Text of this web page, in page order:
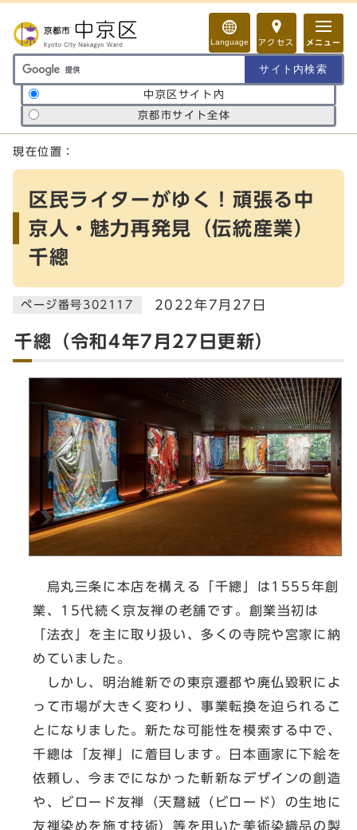
Language アクセス メニュー
サイト内検索の範囲
中京区サイト内
京都市サイト全体
ここから本文です
現在位置：
区民ライターがゆく！頑張る中
京人・魅力再発見（伝統産業）
千總
ページ番号302117 2022年7月27日
千總（令和4年7月27日更新）
烏丸三条に本店を構える「千總」は1555年創
業、15代続く京友禅の老舗です。創業当初は
「法衣」を主に取り扱い、多くの寺院や宮家に納
めていました。
しかし、明治維新での東京遷都や廃仏毀釈によ
って市場が大きく変わり、事業転換を迫られるこ
とになりました。新たな可能性を模索する中で、
千總は「友禅」に着目します。日本画家に下絵を
依頼し、今までになかった斬新なデザインの創造
や、ビロード友禅（天鵞絨（ビロード）の生地に
友禅染めを施す技術）等を用いた美術染織品の製